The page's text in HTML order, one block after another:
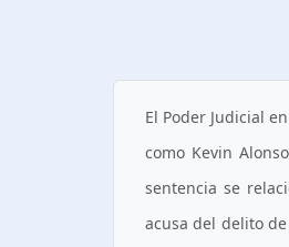
El Poder Judicial
como Kevin
sentencia se
acusa del delito